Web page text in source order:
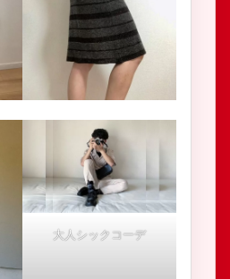
大人シックコーデ